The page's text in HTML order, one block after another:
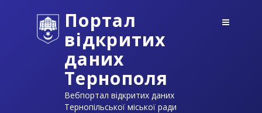
Портал
відкритих
даних
Тернополя
Вебпортал відкритих даних
Тернопільської міської ради